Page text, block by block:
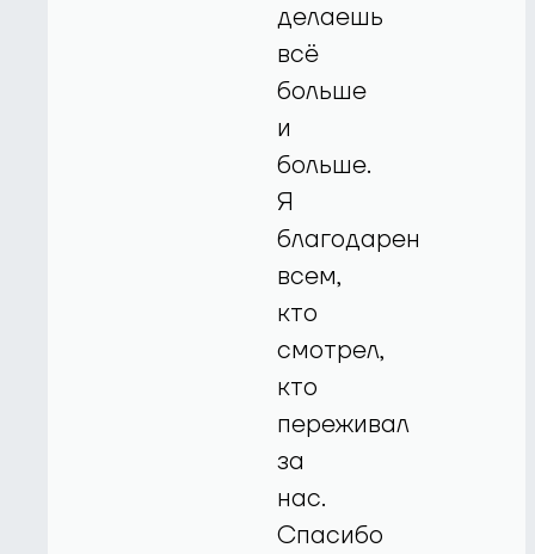
делаешь
всё
больше
и
больше.
Я
благодарен
всем,
кто
смотрел,
кто
переживал
за
нас.
Спасибо